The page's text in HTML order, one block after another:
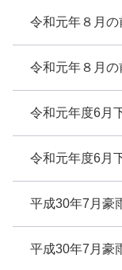
令和元年８月
令和元年８月
令和元年度6月
令和元年度6月
平成30年7月豪
平成30年7月豪